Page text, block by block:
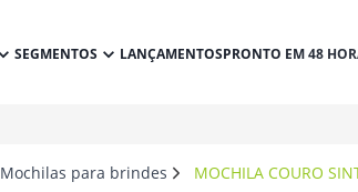
SEGMENTOS LANÇAMENTOSPRONTO EM 48
Mochilas para brindes MOCHILA COURO